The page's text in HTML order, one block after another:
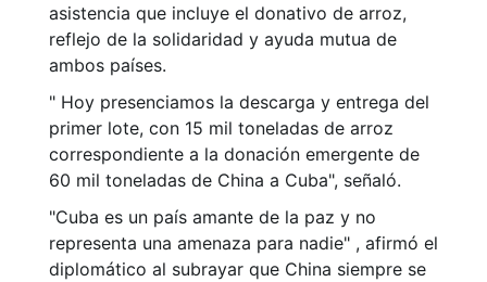
asistencia que incluye el donativo de arroz,
reflejo de la solidaridad y ayuda mutua de
ambos países.
" Hoy presenciamos la descarga y entrega del
primer lote, con 15 mil toneladas de arroz
correspondiente a la donación emergente de
60 mil toneladas de China a Cuba", señaló.
"Cuba es un país amante de la paz y no
representa una amenaza para nadie" , afirmó el
diplomático al subrayar que China siempre se